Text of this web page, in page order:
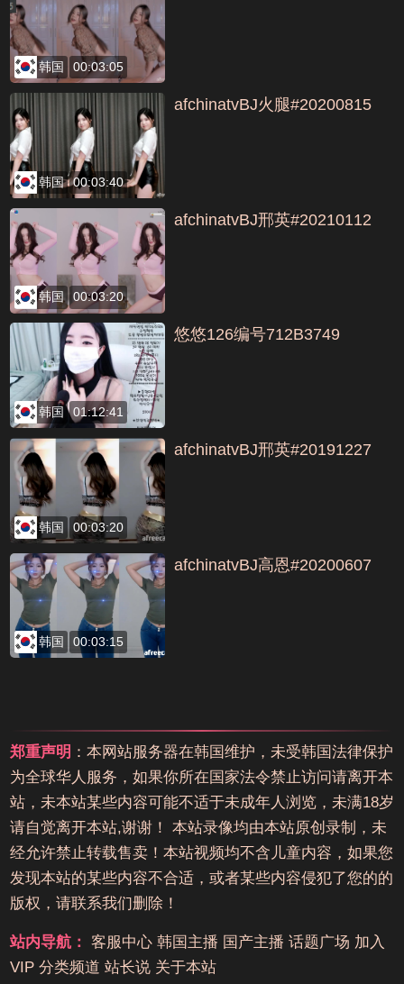
韩国 00:03:05
韩国 00:03:40
afchinatvBJ火腿#20200815
韩国 00:03:20
afchinatvBJ邢英#20210112
韩国 01:12:41
悠悠126编号712B3749
韩国 00:03:20
afchinatvBJ邢英#20191227
韩国 00:03:15
afchinatvBJ高恩#20200607
郑重声明 ：本网站服务器在韩国维护，未受韩国法律保护
为全球华人服务，如果你所在国家法令禁止访问请离开本
站，未本站某些内容可能不适于未成年人浏览，未满18岁
请自觉离开本站,谢谢！ 本站录像均由本站原创录制，未
经允许禁止转载售卖！本站视频均不含儿童内容，如果您
发现本站的某些内容不合适，或者某些内容侵犯了您的的
版权，请联系我们删除！
站内导航： 客服中心 韩国主播 国产主播 话题广场 加入
VIP 分类频道 站长说 关于本站